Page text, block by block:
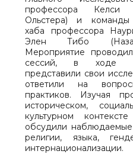
профессора Келси
Ольстера) и команды
хаба профессора
Элен Тибо
Мероприятие
сессий, в ходе
представили свои
ответили на
практиков. Изучая
историческом,
культурном
обсудили
религии, языка,
интернационализации.